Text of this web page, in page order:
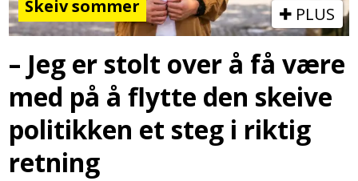
Skeiv sommer PLUS
– Jeg er stolt over å få være
med på å flytte den skeive
politikken et steg i riktig
retning